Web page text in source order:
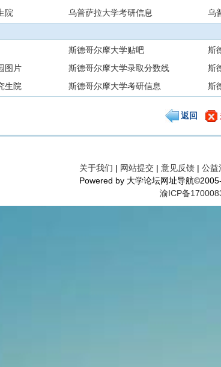
院
乌普萨拉大学考研信息 乌
斯德哥尔摩大学贴吧 斯
图片
斯德哥尔摩大学录取分数线 斯
生院
斯德哥尔摩大学考研信息 斯
返回
关于我们 | 网站提交 | 意见反馈 | 公益
Powered by 大学论坛网址导航
渝ICP备